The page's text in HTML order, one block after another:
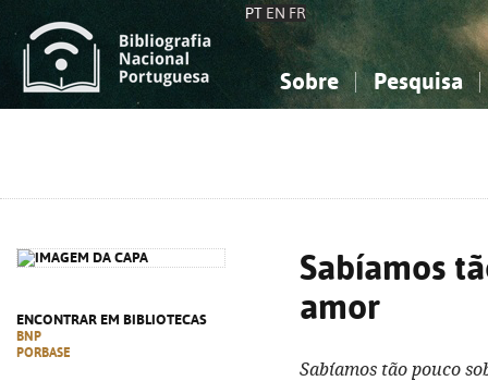
PT EN FR
Sobre Pesquisa
ENCONTRAR EM BIBLIOTECAS
BNP
PORBASE
Sabíamos
amor
Sabíamos tão pouco